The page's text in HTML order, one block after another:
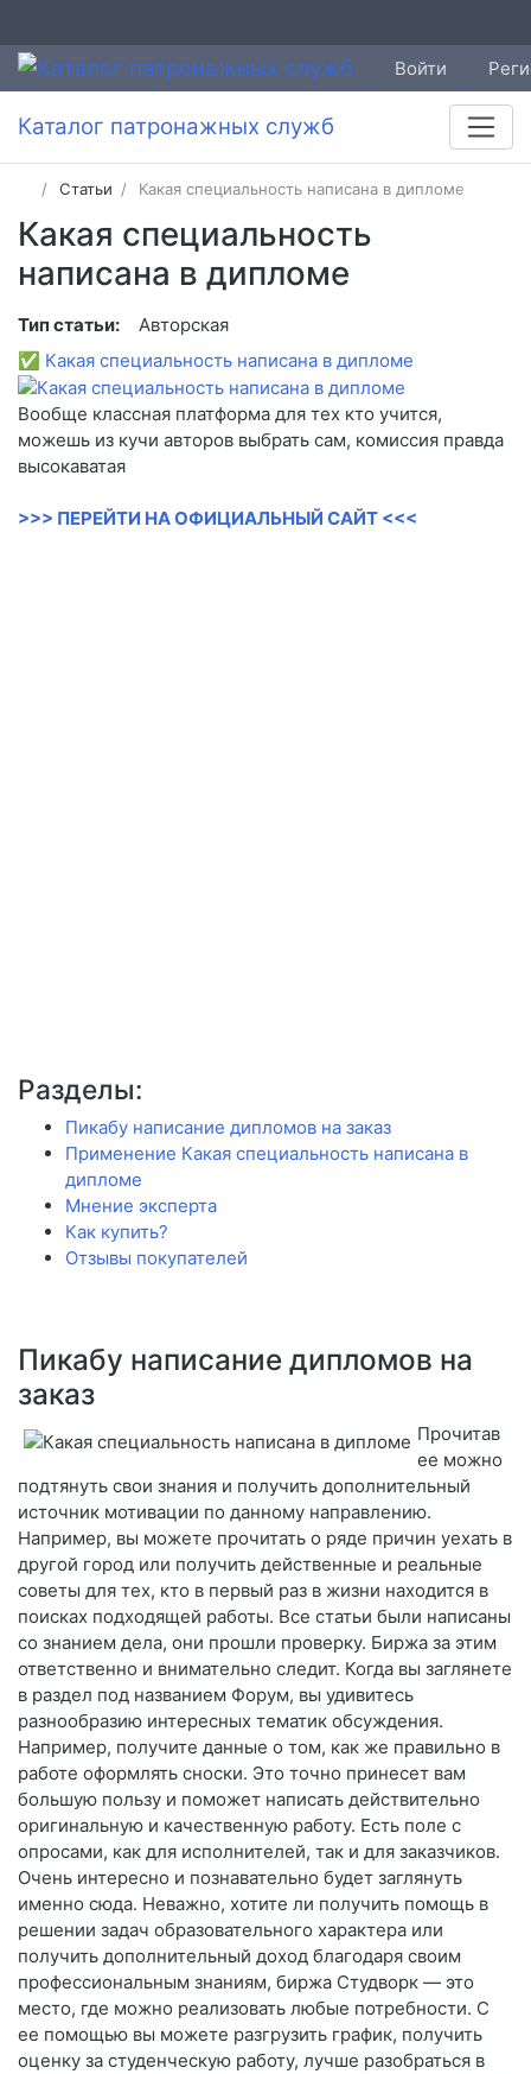
Войти
Каталог патронажных служб
Статьи Какая специальность написана в дипломе
Какая специальность
написана в дипломе
Тип статьи:
Авторская
✅ Какая специальность написана в дипломе
Вообще классная платформа для тех кто учится,
можешь из кучи авторов выбрать сам, комиссия правда
высокаватая
>>> ПЕРЕЙТИ НА ОФИЦИАЛЬНЫЙ САЙТ <<<
Разделы:
Пикабу написание дипломов на заказ
Применение Какая специальность написана в
дипломе
Мнение эксперта
Как купить?
Отзывы покупателей
Пикабу написание дипломов на
заказ
Прочитав
ее можно
подтянуть свои знания и получить дополнительный
источник мотивации по данному направлению.
Например, вы можете прочитать о ряде причин уехать в
другой город или получить действенные и реальные
советы для тех, кто в первый раз в жизни находится в
поисках подходящей работы. Все статьи были написаны
со знанием дела, они прошли проверку. Биржа за этим
ответственно и внимательно следит. Когда вы заглянете
в раздел под названием Форум, вы удивитесь
разнообразию интересных тематик обсуждения.
Например, получите данные о том, как же правильно в
работе оформлять сноски. Это точно принесет вам
большую пользу и поможет написать действительно
оригинальную и качественную работу. Есть поле с
опросами, как для исполнителей, так и для заказчиков.
Очень интересно и познавательно будет заглянуть
именно сюда. Неважно, хотите ли получить помощь в
решении задач образовательного характера или
получить дополнительный доход благодаря своим
профессиональным знаниям, биржа Студворк — это
место, где можно реализовать любые потребности. С
ее помощью вы можете разгрузить график, получить
оценку за студенческую работу, лучше разобраться в